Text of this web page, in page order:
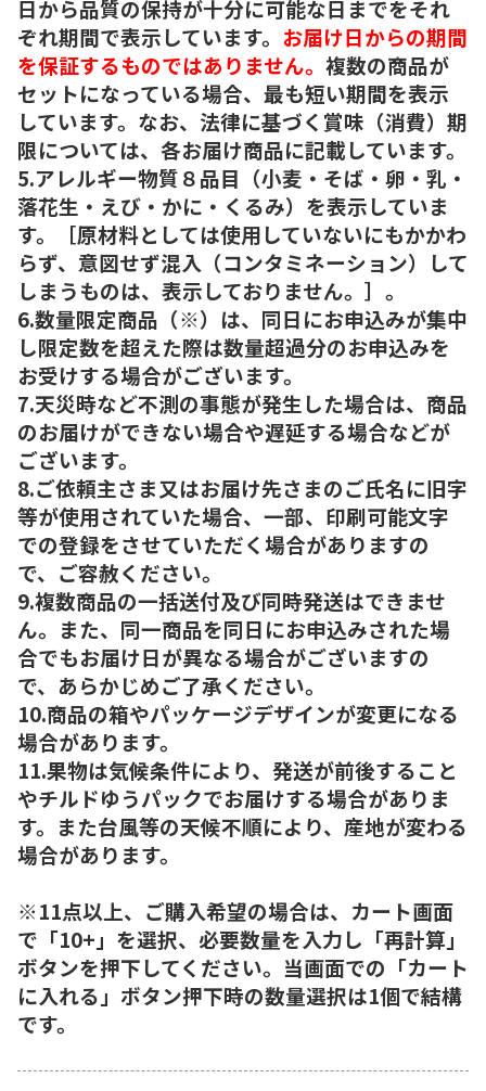
日から品質の保持が十分に可能な日までをそれ
ぞれ期間で表示しています。 お届け日からの期間
を保証するものではありません。 複数の商品が
セットになっている場合、最も短い期間を表示
しています。なお、法律に基づく賞味（消費）期
限については、各お届け商品に記載しています。
5.アレルギー物質８品目（小麦・そば・卵・乳・
落花生・えび・かに・くるみ）を表示していま
す。［原材料としては使用していないにもかかわ
らず、意図せず混入（コンタミネーション）して
しまうものは、表示しておりません。］。
6.数量限定商品（※）は、同日にお申込みが集中
し限定数を超えた際は数量超過分のお申込みを
お受けする場合がございます。
7.天災時など不測の事態が発生した場合は、商品
のお届けができない場合や遅延する場合などが
ございます。
8.ご依頼主さま又はお届け先さまのご氏名に旧字
等が使用されていた場合、一部、印刷可能文字
での登録をさせていただく場合がありますの
で、ご容赦ください。
9.複数商品の一括送付及び同時発送はできませ
ん。また、同一商品を同日にお申込みされた場
合でもお届け日が異なる場合がございますの
で、あらかじめご了承ください。
10.商品の箱やパッケージデザインが変更になる
場合があります。
11.果物は気候条件により、発送が前後すること
やチルドゆうパックでお届けする場合がありま
す。また台風等の天候不順により、産地が変わる
場合があります。
※11点以上、ご購入希望の場合は、カート画面
で「10+」を選択、必要数量を入力し「再計算」
ボタンを押下してください。当画面での「カート
に入れる」ボタン押下時の数量選択は1個で結構
です。